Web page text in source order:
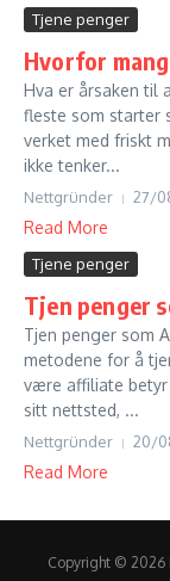
Tjene penger
Hvorfor
Hva er årsaken til
fleste som starter
verket med friskt
ikke tenker...
Nettgründer 27/
Read More
Tjene penger
Tjen penger
Tjen penger som
metodene for å
være affiliate betyr
sitt nettsted, ...
Nettgründer 20/
Read More
Copyright © 2026